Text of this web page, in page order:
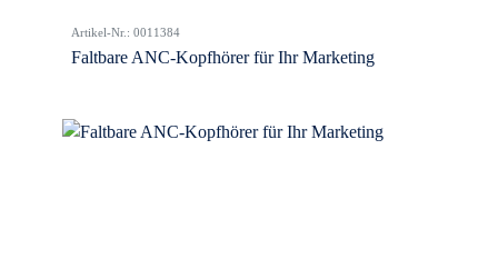
Artikel-Nr.: 0011384
Faltbare ANC-Kopfhörer für Ihr Marketing